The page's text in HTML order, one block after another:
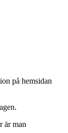
på hemsidan
är man